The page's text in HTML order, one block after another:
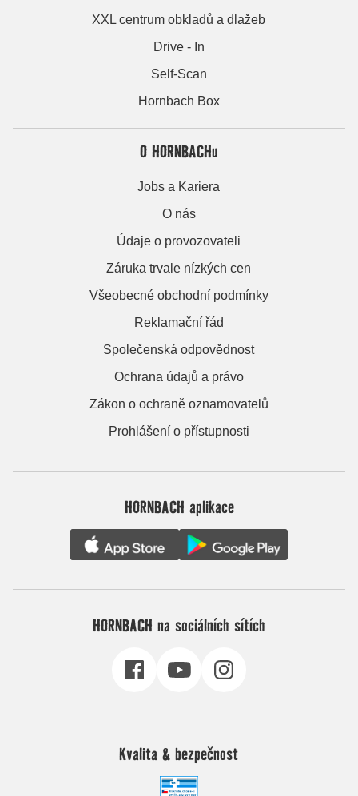
XXL centrum obkladů a dlažeb
Drive - In
Self-Scan
Hornbach Box
O HORNBACHu
Jobs a Kariera
O nás
Údaje o provozovateli
Záruka trvale nízkých cen
Všeobecné obchodní podmínky
Reklamační řád
Společenská odpovědnost
Ochrana údajů a právo
Zákon o ochraně oznamovatelů
Prohlášení o přístupnosti
HORNBACH aplikace
HORNBACH na sociálních sítích
Kvalita & bezpečnost